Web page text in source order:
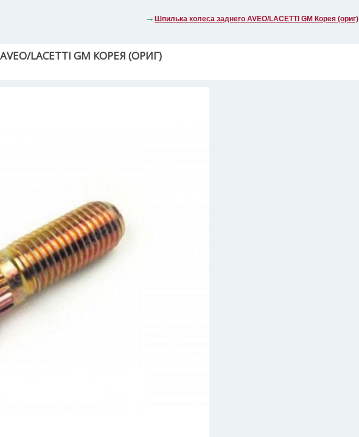
Шпилька колеса заднего AVEO/LACETTI GM Корея (ориг)
LACETTI GM КОРЕЯ (ОРИГ)